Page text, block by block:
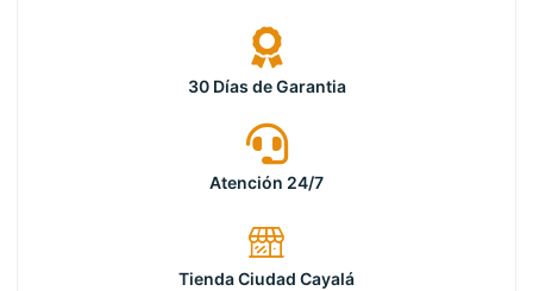
30 Días de Garantia
Atención 24/7
Tienda Ciudad Cayalá